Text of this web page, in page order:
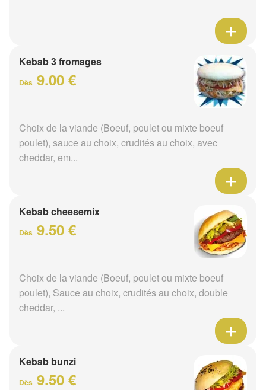
Kebab 3 fromages
Dès 9.00 €
Choix de la viande (Boeuf, poulet ou mixte boeuf
poulet), sauce au choix, crudités au choix, avec
cheddar, em...
Kebab cheesemix
Dès 9.50 €
Choix de la viande (Boeuf, poulet ou mixte boeuf
poulet), Sauce au choix, crudités au choix, double
cheddar, ...
Kebab bunzi
Dès 9.50 €